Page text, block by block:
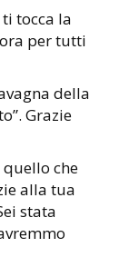
tocca la
per tutti
della
Grazie
che
alla tua
stata